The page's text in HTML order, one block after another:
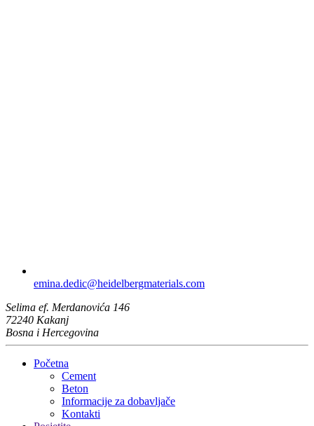
emina.dedic​@heidelbergmaterials.com
Selima ef. Merdanovića 146
72240 Kakanj
Bosna i Hercegovina
Početna
Cement
Beton
Informacije za dobavljače
Kontakti